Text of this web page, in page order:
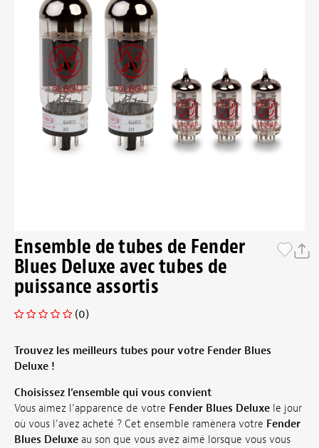
Ensemble de tubes de Fender
Blues Deluxe avec tubes de
puissance assortis
(0)
Trouvez les meilleurs tubes pour votre Fender Blues
Deluxe !
Choisissez l’ensemble qui vous convient
Vous aimez l’apparence de votre Fender Blues Deluxe le jour
où vous l’avez acheté ? Cet ensemble ramènera votre Fender
Blues Deluxe au son que vous avez aimé lorsque vous vous